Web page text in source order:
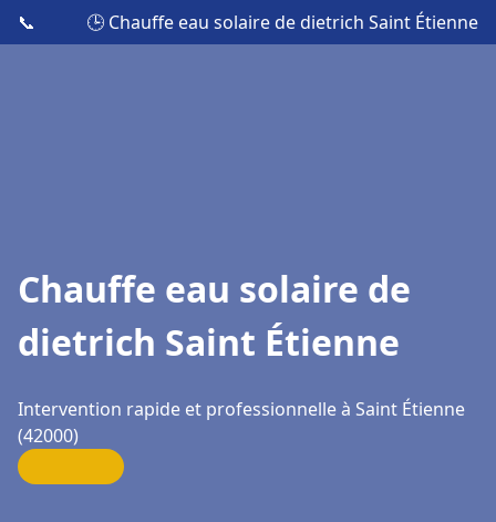
📞 🕒 Chauffe eau solaire de dietrich Saint Étienne
Chauffe eau solaire de
dietrich Saint Étienne
Intervention rapide et professionnelle à Saint Étienne
(42000)